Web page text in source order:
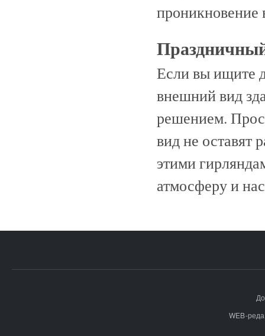
проникновение
Если вы ищите
внешний вид
решением.
вид не оставят
этими
атмосферу и
WEB-